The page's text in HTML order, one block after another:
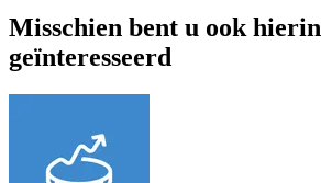
Misschien bent u ook hierin
geïnteresseerd